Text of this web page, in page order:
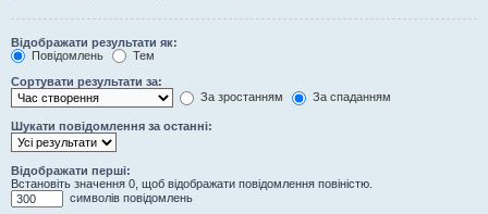
Відображати результати як:
Повідомлень
Тем
Сортувати результати за:
За зростанням
За спаданням
Шукати повідомлення за останні:
Відображати перші:
Встановіть значення 0, щоб відображати повідомлення повіністю.
символів повідомлень